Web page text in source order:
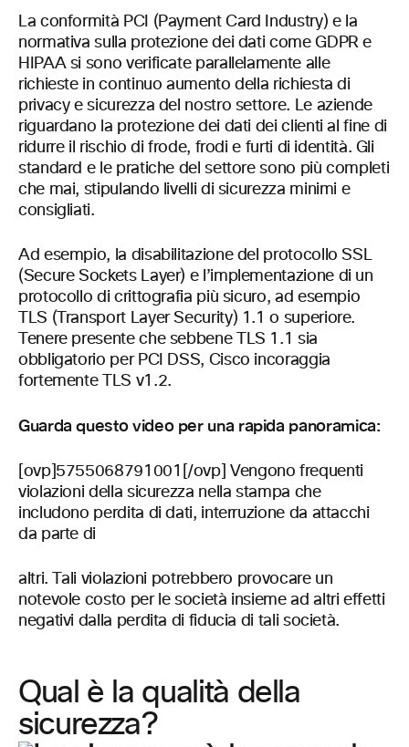
La conformità PCI (Payment Card Industry) e la
normativa sulla protezione dei dati come GDPR e
HIPAA si sono verificate parallelamente alle
richieste in continuo aumento della richiesta di
privacy e sicurezza del nostro settore. Le aziende
riguardano la protezione dei dati dei clienti al fine di
ridurre il rischio di frode, frodi e furti di identità. Gli
standard e le pratiche del settore sono più completi
che mai, stipulando livelli di sicurezza minimi e
consigliati.
Ad esempio, la disabilitazione del protocollo SSL
(Secure Sockets Layer) e l’implementazione di un
protocollo di crittografia più sicuro, ad esempio
TLS (Transport Layer Security) 1.1 o superiore.
Tenere presente che sebbene TLS 1.1 sia
obbligatorio per PCI DSS, Cisco incoraggia
fortemente TLS v1.2.
Guarda questo video per una rapida panoramica:
[ovp]5755068791001[/ovp] Vengono frequenti
violazioni della sicurezza nella stampa che
includono perdita di dati, interruzione da attacchi
da parte di
altri. Tali violazioni potrebbero provocare un
notevole costo per le società insieme ad altri effetti
negativi dalla perdita di fiducia di tali società.
Qual è la qualità della
sicurezza?